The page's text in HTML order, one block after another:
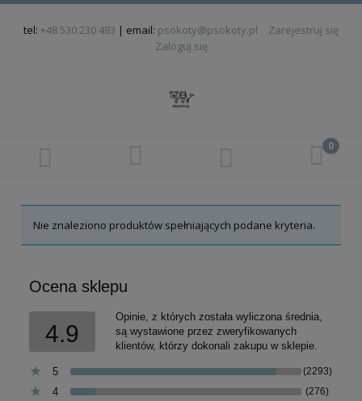
tel: +48 530 230 483 | email: psokoty@psokoty.pl
Zarejestruj się
Zaloguj się
Nie znaleziono produktów spełniających podane kryteria.
Ocena sklepu
4.9
Opinie, z których została wyliczona średnia,
są wystawione przez zweryfikowanych
klientów, którzy dokonali zakupu w sklepie.
5 (2293)
4 (276)